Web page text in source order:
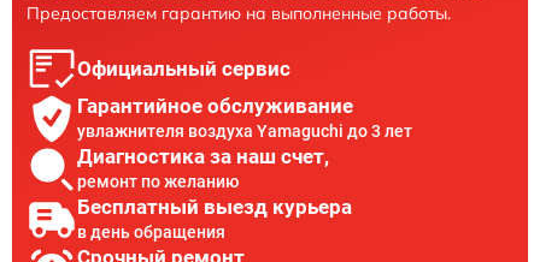
Предоставляем гарантию на выполненные работы.
Официальный сервис
Гарантийное обслуживание
увлажнителя воздуха Yamaguchi до 3 лет
Диагностика за наш счет,
ремонт по желанию
Бесплатный выезд курьера
в день обращения